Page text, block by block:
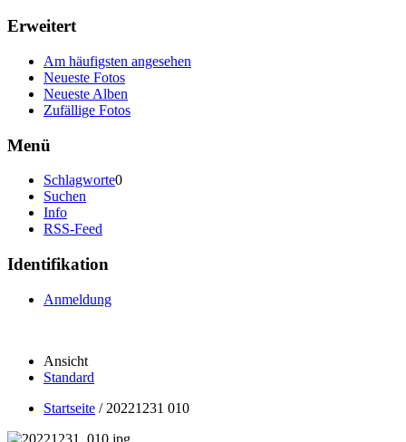
Erweitert
Am häufigsten angesehen
Neueste Fotos
Neueste Alben
Zufällige Fotos
Menü
Schlagworte0
Suchen
Info
RSS-Feed
Identifikation
Anmeldung
Ansicht
Standard
Startseite / 20221231 010